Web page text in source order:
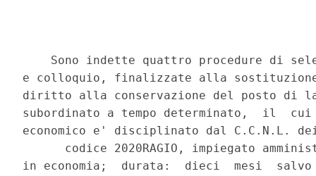
Sono indette quattro procedure di
e colloquio, finalizzate alla
diritto alla conservazione del posto di
subordinato a tempo determinato,  il
economico e' disciplinato dal C.C.N.L.
codice 2020RAGIO, impiegato
in economia;  durata:  dieci  mesi